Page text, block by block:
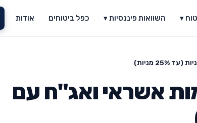
▾ השוואות פיננסיות ▾ כפל ביטוחים אודות
מניות)
אשראי ואג"ח עם